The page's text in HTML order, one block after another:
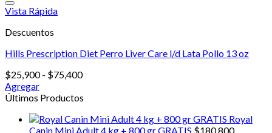
cantidad
Vista Rápida
Descuentos
Hills Prescription Diet Perro Liver Care l/d Lata Pollo 13 oz
$25,900 - $75,400Rango
precios:
$25,900
Agregar
Este
tiene
Últimos Productos
Royal
Canin Mini Adult 4 kg + 800 gr GRATIS $180,800